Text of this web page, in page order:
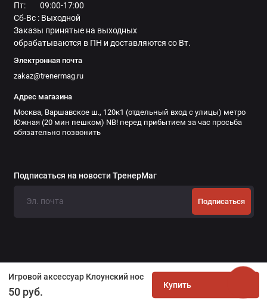
Игровой аксессуар Клоунский нос
50 руб.
Купить
Пт: 09:00-17:00
Сб-Вс : Выходной
Заказы принятые на выходных
обрабатываются в ПН и доставляются со Вт.
Электронная почта
zakaz@trenermag.ru
Адрес магазина
Москва, Варшавское ш., 120к1 (отдельный вход с улицы) метро
Южная (20 мин пешком) NB! перед прибытием за час просьба
обязательно позвонить
Подписаться на новости ТренерМаг
Подписаться